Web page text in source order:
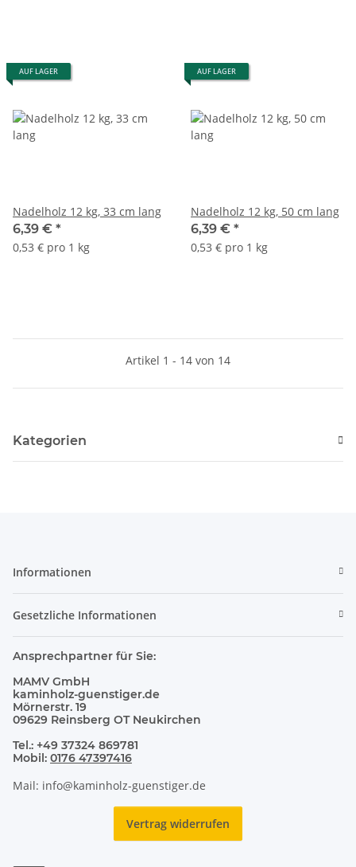
AUF LAGER
Nadelholz 12 kg, 33 cm lang
6,39 € *
0,53 € pro 1 kg
AUF LAGER
Nadelholz 12 kg, 50 cm lang
6,39 € *
0,53 € pro 1 kg
Artikel 1 - 14 von 14
Kategorien
Informationen
Gesetzliche Informationen
Ansprechpartner für Sie:
MAMV GmbH
kaminholz-guenstiger.de
Mörnerstr. 19
09629 Reinsberg OT Neukirchen
Tel.: +49 37324 869781
Mobil: 0176 47397416
Mail: info@kaminholz-guenstiger.de
Vertrag widerrufen